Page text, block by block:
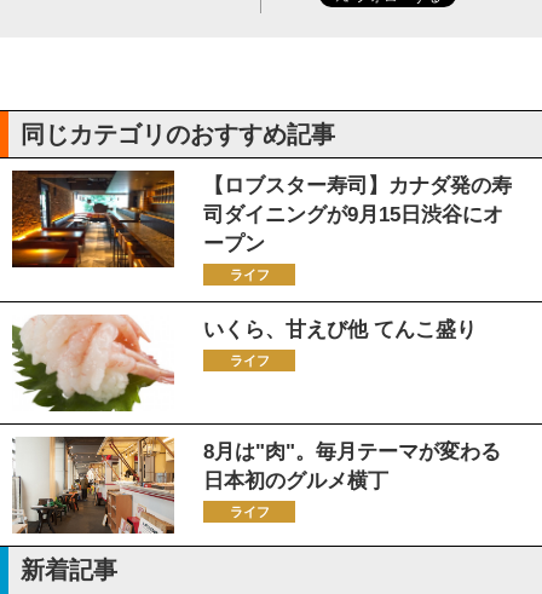
同じカテゴリのおすすめ記事
【ロブスター寿司】カナダ発の寿
司ダイニングが9月15日渋谷にオ
ープン
ライフ
いくら、甘えび他 てんこ盛り
ライフ
8月は"肉"。毎月テーマが変わる
日本初のグルメ横丁
ライフ
新着記事